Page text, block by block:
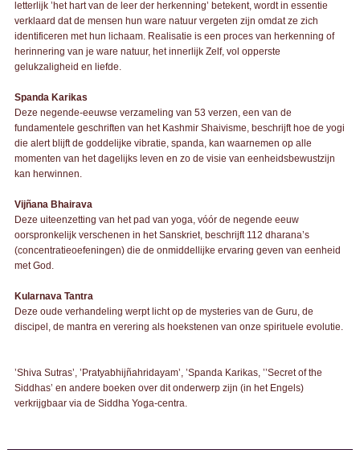
letterlijk ’het hart van de leer der herkenning’ betekent, wordt in essentie
verklaard dat de mensen hun ware natuur vergeten zijn omdat ze zich
identificeren met hun lichaam. Realisatie is een proces van herkenning of
herinnering van je ware natuur, het innerlijk Zelf, vol opperste
gelukzaligheid en liefde.
Spanda Karikas
Deze negende-eeuwse verzameling van 53 verzen, een van de
fundamentele geschriften van het Kashmir Shaivisme, beschrijft hoe de yogi
die alert blijft de goddelijke vibratie, spanda, kan waarnemen op alle
momenten van het dagelijks leven en zo de visie van eenheidsbewustzijn
kan herwinnen.
Vijñana Bhairava
Deze uiteenzetting van het pad van yoga, vóór de negende eeuw
oorspronkelijk verschenen in het Sanskriet, beschrijft 112 dharana’s
(concentratieoefeningen) die de onmiddellijke ervaring geven van eenheid
met God.
Kularnava Tantra
Deze oude verhandeling werpt licht op de mysteries van de Guru, de
discipel, de mantra en verering als hoekstenen van onze spirituele evolutie.
’Shiva Sutras’, ’Pratyabhijñahridayam’, ’Spanda Karikas, ’’Secret of the
Siddhas’ en andere boeken over dit onderwerp zijn (in het Engels)
verkrijgbaar via de Siddha Yoga-centra.